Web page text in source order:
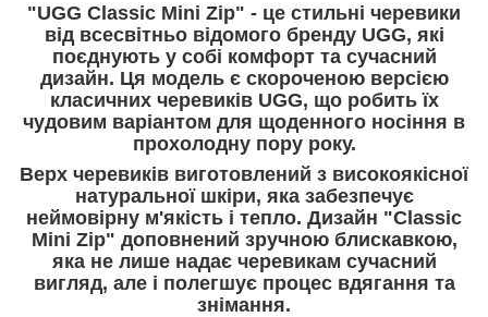
"UGG Classic Mini Zip" - це стильні черевики
від всесвітньо відомого бренду UGG, які
поєднують у собі комфорт та сучасний
дизайн. Ця модель є скороченою версією
класичних черевиків UGG, що робить їх
чудовим варіантом для щоденного носіння в
прохолодну пору року.
Верх черевиків виготовлений з високоякісної
натуральної шкіри, яка забезпечує
неймовірну м'якість і тепло. Дизайн "Classic
Mini Zip" доповнений зручною блискавкою,
яка не лише надає черевикам сучасний
вигляд, але і полегшує процес вдягання та
знімання.